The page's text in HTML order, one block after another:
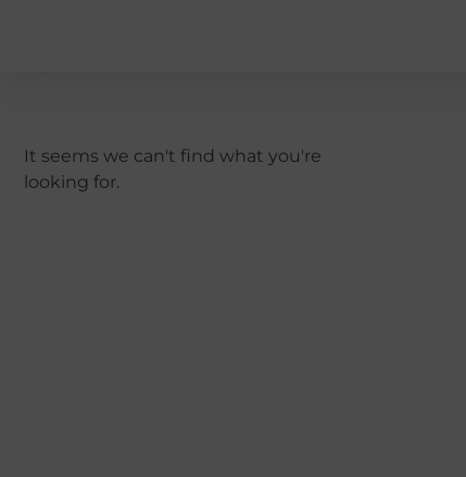
It seems we can't find what you're
looking for.